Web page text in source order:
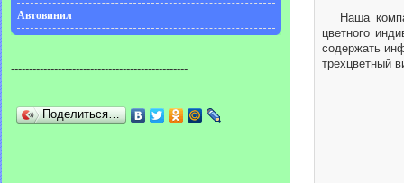
Автовинил
-------------------------------------------------
Поделиться…
Наша
цветного
содержать
трехцветный